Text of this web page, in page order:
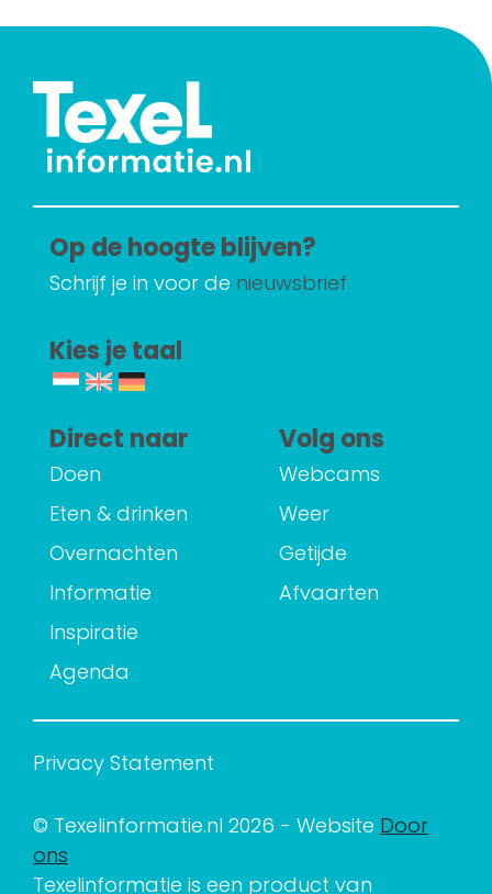
Op de hoogte blijven?
Schrijf je in voor de nieuwsbrief
Kies je taal
Direct naar
Doen
Eten & drinken
Overnachten
Informatie
Inspiratie
Agenda
Volg ons
Webcams
Weer
Getijde
Afvaarten
Privacy Statement
© Texelinformatie.nl 2026 - Website Door
ons
Texelinformatie is een product van